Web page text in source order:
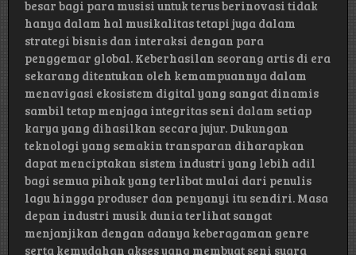
besar bagi para musisi untuk terus berinovasi tidak
hanya dalam hal musikalitas tetapi juga dalam
strategi bisnis dan interaksi dengan para
penggemar global. Keberhasilan seorang artis di era
sekarang ditentukan oleh kemampuannya dalam
menavigasi ekosistem digital yang sangat dinamis
sambil tetap menjaga integritas seni dalam setiap
karya yang dihasilkan secara jujur. Dukungan
teknologi yang semakin transparan diharapkan
dapat menciptakan sistem industri yang lebih adil
bagi semua pihak yang terlibat mulai dari penulis
lagu hingga produser dan penyanyi itu sendiri. Masa
depan industri musik dunia terlihat sangat
menjanjikan dengan adanya keberagaman genre
serta kemudahan akses yang membuat seni suara